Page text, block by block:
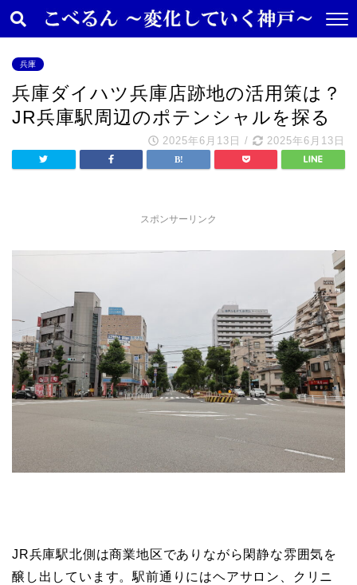
兵庫
兵庫ダイハツ兵庫店跡地の活用策は？
JR兵庫駅周辺のポテンシャルを探る
2025年6月13日 / 2025年6月13日
スポンサーリンク
JR兵庫駅北側は商業地区でありながら閑静な雰囲気を
醸し出しています。駅前通りにはヘアサロン、クリニ